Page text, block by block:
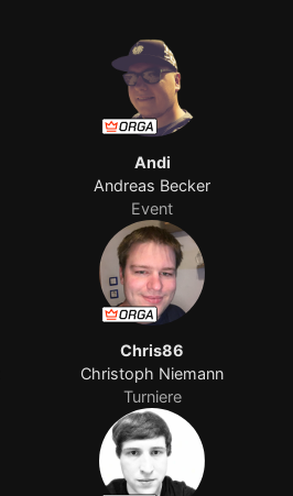
Andi
Andreas Becker
Event
Chris86
Christoph Niemann
Turniere